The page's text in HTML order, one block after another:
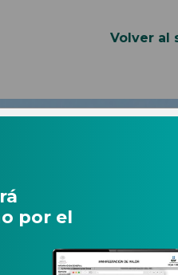
Volver al
por el